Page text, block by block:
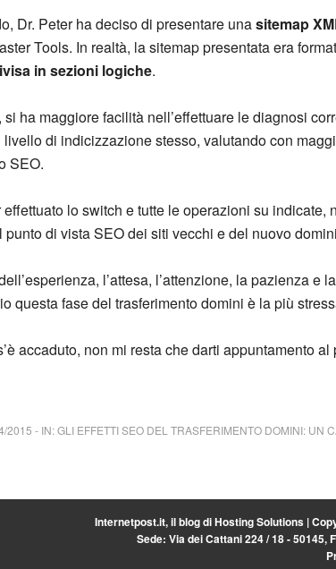
Dr. Peter ha deciso di presentare unasitemap
Tools. In realtà, la sitemap presentata era
in sezioni logiche.
si ha maggiore facilità nell’effettuare le diagnosi
di indicizzazione stesso, valutando con
SEO.
lo switch e tutte le operazioni su indicate,
punto di vista SEO dei siti vecchi e del nuovo
l’attesa, l’attenzione, la pazienza e
questa fase del trasferimento domini è la più
accaduto, non mi resta che darti appuntamento
2015 - IN:GLI EFFETTI SEO DEL TRASFERIMENTO DOMINI: UN
Internetpost.it, il blog diHosting Solutions |
Sede: Via dei Cattani 224 / 18 - 50145,